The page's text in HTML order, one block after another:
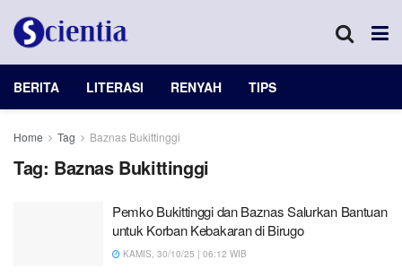
BERITA LITERASI RENYAH TIPS
Home Tag Baznas Bukittinggi
Tag: Baznas Bukittinggi
Pemko Bukittinggi dan Baznas Salurkan Bantuan
untuk Korban Kebakaran di Birugo
KAMIS, 30/10/25 | 06:12 WIB